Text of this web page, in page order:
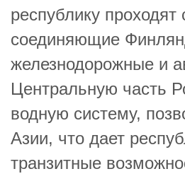
республику
соединяющие
железнодорожные и
Центральную часть
водную систему,
Азии, что дает
транзитные